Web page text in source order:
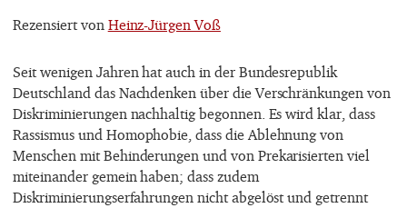
Rezensiert von Heinz-Jürgen Voß
Seit wenigen Jahren hat auch in der Bundesrepublik
Deutschland das Nachdenken über die Verschränkungen von
Diskriminierungen nachhaltig begonnen. Es wird klar, dass
Rassismus und Homophobie, dass die Ablehnung von
Menschen mit Behinderungen und von Prekarisierten viel
miteinander gemein haben; dass zudem
Diskriminierungserfahrungen nicht abgelöst und getrennt